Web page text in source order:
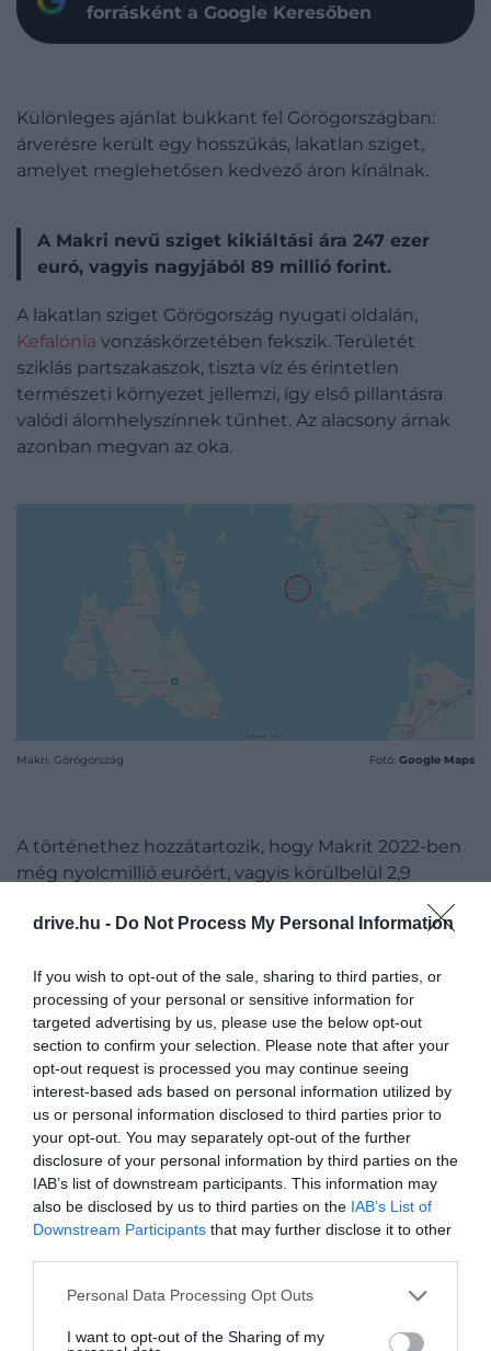
drive.hu - Do Not Process My Personal Information
If you wish to opt-out of the sale, sharing to third parties, or
processing of your personal or sensitive information for
targeted advertising by us, please use the below opt-out
section to confirm your selection. Please note that after your
opt-out request is processed you may continue seeing
interest-based ads based on personal information utilized by
us or personal information disclosed to third parties prior to
your opt-out. You may separately opt-out of the further
disclosure of your personal information by third parties on the
IAB’s list of downstream participants. This information may
also be disclosed by us to third parties on the IAB’s List of
Downstream Participants that may further disclose it to other
Please note that this website/app uses one or more Google
not limited to your visit or usage behaviour. You may click to
Personal Data Processing Opt Outs
I want to opt-out of the Sharing of my
forrásként a Google Keresőben
Különleges ajánlat bukkant fel Görögországban:
árverésre került egy hosszúkás, lakatlan sziget,
amelyet meglehetősen kedvező áron kínálnak.
A Makri nevű sziget kikiáltási ára 247 ezer
euró, vagyis nagyjából 89 millió forint.
A lakatlan sziget Görögország nyugati oldalán,
Kefalónia vonzáskörzetében fekszik. Területét
sziklás partszakaszok, tiszta víz és érintetlen
természeti környezet jellemzi, így első pillantásra
valódi álomhelyszínnek tűnhet. Az alacsony árnak
azonban megvan az oka.
Makri, Görögország Fotó: Google Maps
A történethez hozzátartozik, hogy Makrit 2022-ben
még nyolcmillió euróért, vagyis körülbelül 2,9
luxusingatlanokkal foglalkozó ügynökségek, az ára
környékére.
Ennek egyik oka, hogy a sziget területét időközben
tévesen magánerdővé nyilvánították, emellett
Makri egy speciális természetvédelmi zónához is
tartozik. A sziget ráadásul a Natura 2000 hálózat
része, ami azt jelenti, hogy bármilyen
infrastrukturális fejlesztéshez, legyen szó az áram és
a víz bevezetéséről vagy hulladékkezelési rendszer
kiépítéséről, külön elnöki rendeletre lenne szükség.
vásárlóknak a szigorú környezetvédelmi
szabályozáson túl jogi bonyodalmakkal is